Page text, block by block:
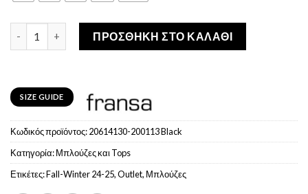
Fransa Γυναικεία Μπλούζα Με Δαντέλα Μαύρη ποσότητα
ΠΡΟΣΘΉΚΗ ΣΤΟ ΚΑΛΆΘΙ
SIZE GUIDE
Κωδικός προϊόντος:20614130-200113 Black
Κατηγορία:Μπλούζες και Tops
Ετικέτες:Fall-Winter 24-25,Outlet, Μπλούζες